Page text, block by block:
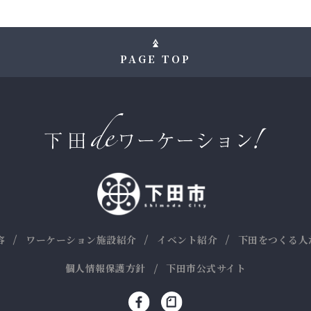
PAGE TOP
ワーケーション施設紹介 イベント紹介 下田をつくる人
個人情報保護方針 下田市公式サイト